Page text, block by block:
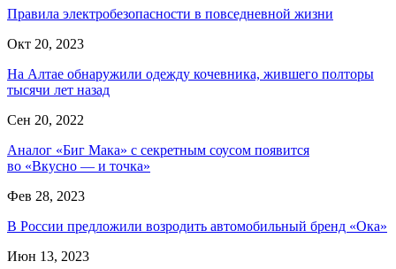
Правила электробезопасности в повседневной жизни
Окт 20, 2023
На Алтае обнаружили одежду кочевника, жившего полторы
тысячи лет назад
Сен 20, 2022
Аналог «Биг Мака» с секретным соусом появится
во «Вкусно — и точка»
Фев 28, 2023
В России предложили возродить автомобильный бренд «Ока»
Июн 13, 2023